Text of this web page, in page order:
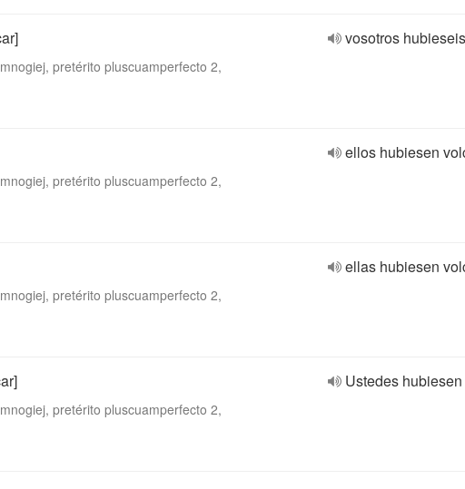
pretérito pluscuamperfecto 2,
vosotros
pretérito pluscuamperfecto 2,
ellos hubiesen
pretérito pluscuamperfecto 2,
ellas hubiesen
pretérito pluscuamperfecto 2,
Ustedes